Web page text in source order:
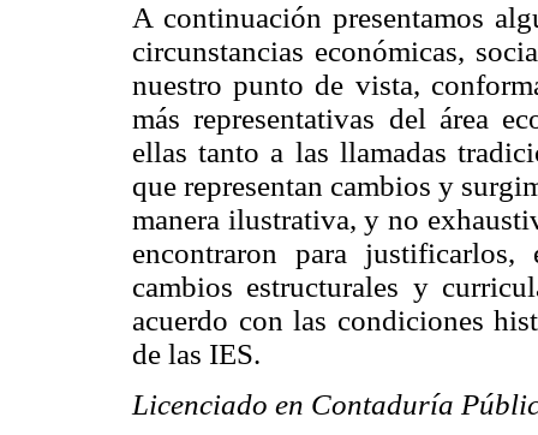
A continuación presentamos
circunstancias económicas,
nuestro punto de vista,
más representativas del área
ellas tanto a las llamadas
que representan cambios y
manera ilustrativa, y no
encontraron para
cambios estructurales y
acuerdo con las condiciones
de las IES.
Licenciado en Contaduría